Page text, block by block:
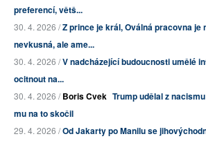
preferencí, větš...
30. 4. 2026 /Z prince je král, Oválná pracovna je
nevkusná, ale ame...
30. 4. 2026 /V nadcházející budoucnosti umělé
ocitnout na...
30. 4. 2026 /Boris Cvek Trump udělal z
mu na to skočil
29. 4. 2026 /Od Jakarty po Manilu se